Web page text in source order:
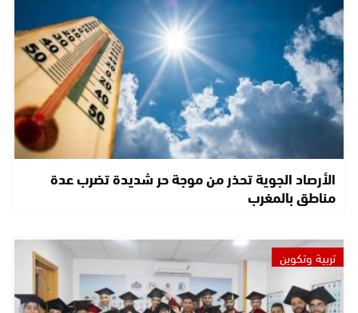
الأرصاد الجوية تحذر من موجة حر شديدة تضرب عدة
مناطق بالمغرب
تربية وتكوين